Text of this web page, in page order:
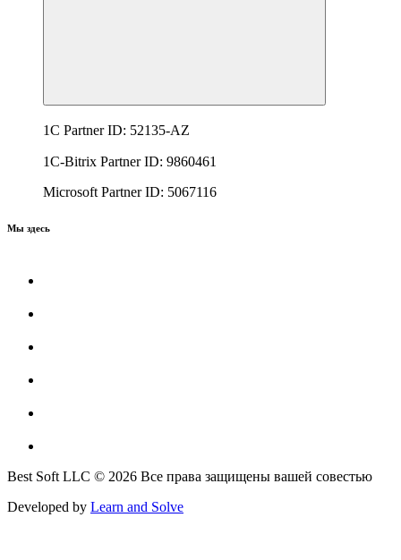
1C Partner ID: 52135-AZ
1C-Bitrix Partner ID: 9860461
Microsoft Partner ID: 5067116
Мы здесь
Best Soft LLC © 2026 Все права защищены вашей совестью
Developed by Learn and Solve